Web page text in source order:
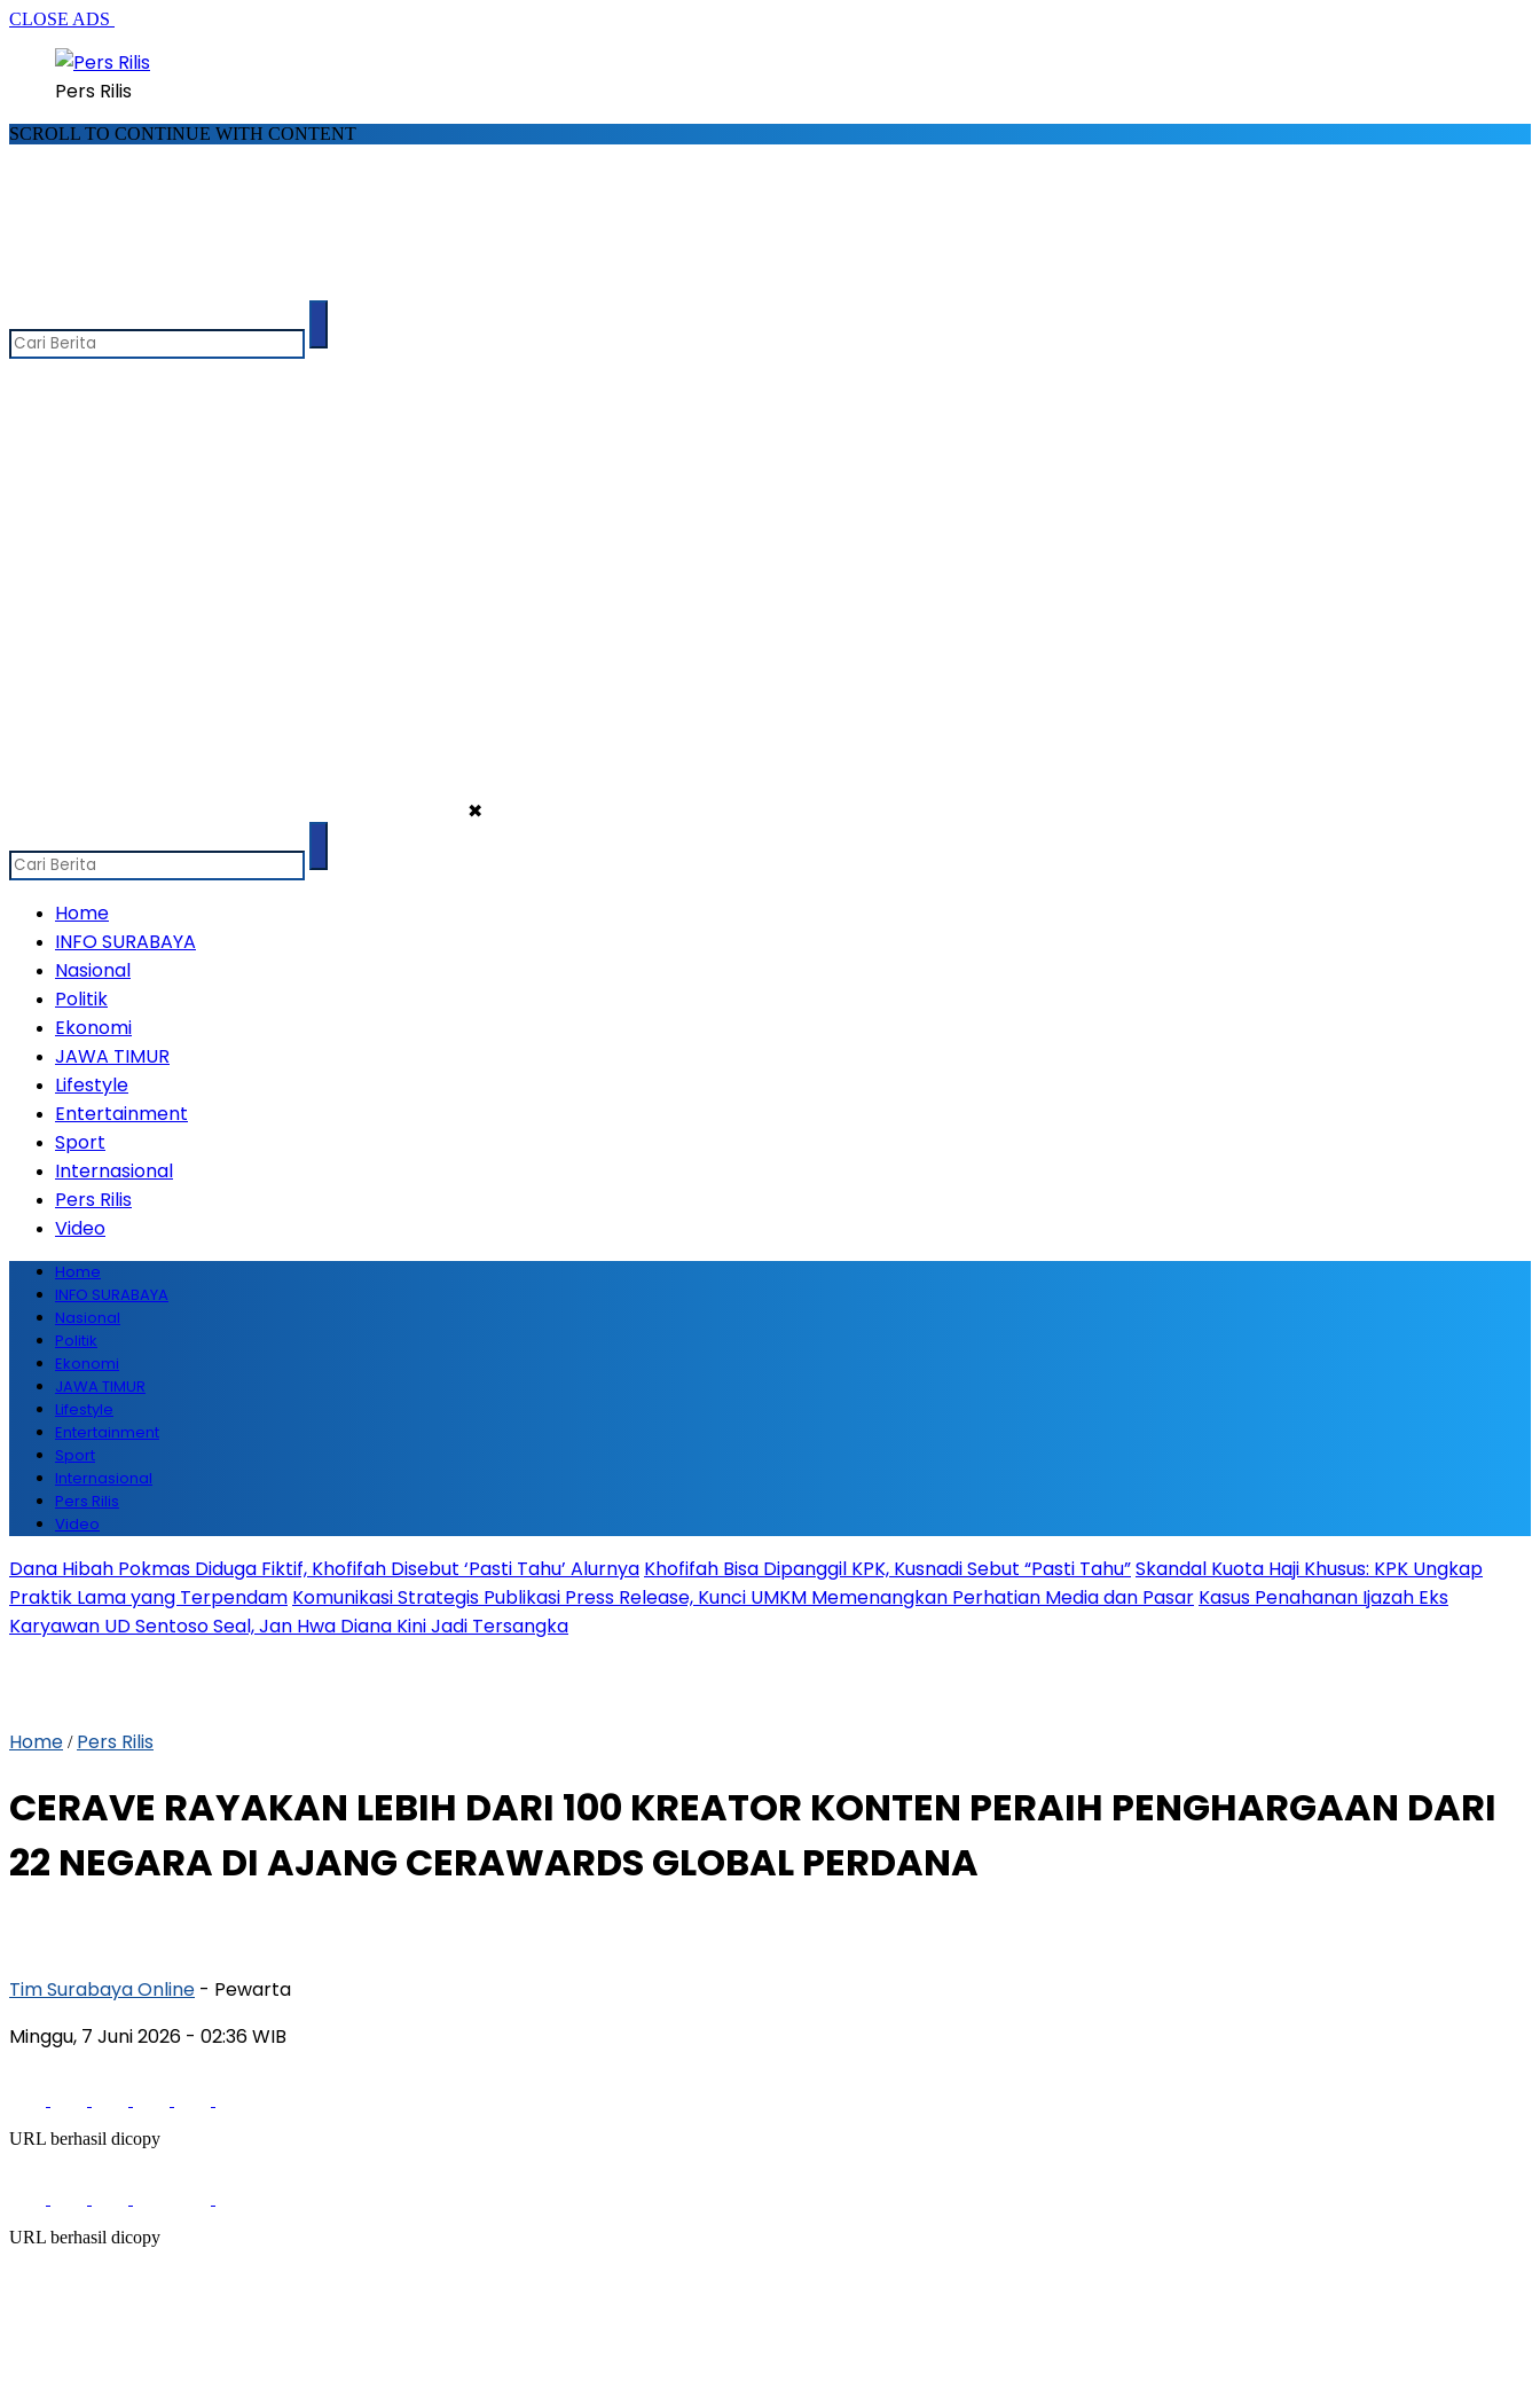
CLOSE ADS
Pers Rilis
SCROLL TO CONTINUE WITH CONTENT
✖
Home
INFO SURABAYA
Nasional
Politik
Ekonomi
JAWA TIMUR
Lifestyle
Entertainment
Sport
Internasional
Pers Rilis
Video
Home
INFO SURABAYA
Nasional
Politik
Ekonomi
JAWA TIMUR
Lifestyle
Entertainment
Sport
Internasional
Pers Rilis
Video
Dana Hibah Pokmas Diduga Fiktif, Khofifah Disebut ‘Pasti Tahu’ Alurnya Khofifah Bisa Dipanggil KPK, Kusnadi Sebut “Pasti Tahu”Skandal Kuota Haji Khusus: KPK Ungkap
Praktik Lama yang Terpendam Komunikasi Strategis Publikasi Press Release, Kunci UMKM Memenangkan Perhatian Media dan Pasar Kasus Penahanan Ijazah Eks
Karyawan UD Sentoso Seal, Jan Hwa Diana Kini Jadi Tersangka
Home / Pers Rilis
CERAVE RAYAKAN LEBIH DARI 100 KREATOR KONTEN PERAIH PENGHARGAAN DARI
22 NEGARA DI AJANG CERAWARDS GLOBAL PERDANA
Tim Surabaya Online - Pewarta
Minggu, 7 Juni 2026 - 02:36 WIB
URL berhasil dicopy
URL berhasil dicopy